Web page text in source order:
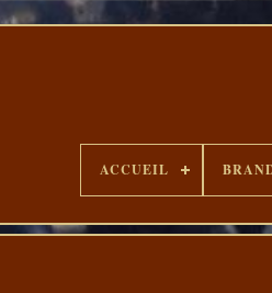
ACCUEIL